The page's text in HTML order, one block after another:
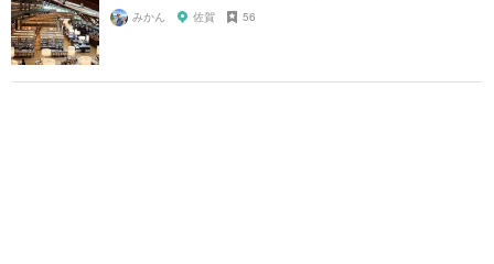
みかん 佐賀 56